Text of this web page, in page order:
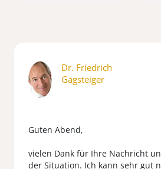
Dr. Friedrich
Gagsteiger
Guten Abend,
vielen Dank für Ihre Nachricht
der Situation. Ich kann sehr gut